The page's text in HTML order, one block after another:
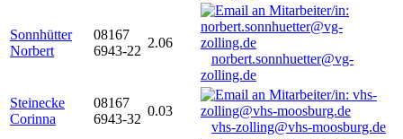
Sonnhütter
Norbert
08167
6943-22
2.06
norbert.sonnhuetter@vg-
zolling.de
Steinecke
Corinna
08167
6943-32
0.03
vhs-zolling@vhs-moosburg.de